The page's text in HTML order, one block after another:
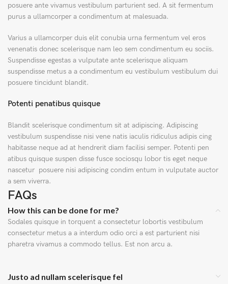
posuere ante vivamus vestibulum parturient sed. A sit fermentum
purus a ullamcorper a condimentum at malesuada.
Varius a ullamcorper duis elit conubia urna fermentum vel eros
venenatis donec scelerisque nam leo sem condimentum eu sociis.
Suspendisse egestas a vulputate ante scelerisque aliquam
suspendisse metus a a condimentum eu vestibulum vestibulum dui
posuere tincidunt blandit.
Potenti penatibus quisque
Blandit scelerisque condimentum sit at adipiscing. Adipiscing
vestibulum suspendisse nisi vene natis iaculis ridiculus adipis cing
habitasse neque ad at hendrerit diam facilisi semper. Potenti pen
atibus quisque suspen disse fusce sociosqu lobor tis eget neque
nascetur posuere nisi adipiscing condim entum in vulputate auctor
a sem viverra.
FAQs
How this can be done for me?
Sodales quisque in torquent a consectetur lobortis vestibulum
consectetur metus a a interdum odio orci a est parturient nisi
pharetra vivamus a commodo tellus. Est non arcu a.
Justo ad nullam scelerisque fel